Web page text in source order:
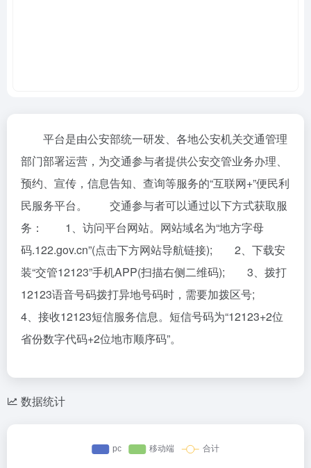
平台是由公安部统一研发、各地公安机关交通管理
部门部署运营，为交通参与者提供公安交管业务办理、
预约、宣传，信息告知、查询等服务的“互联网+”便民利
民服务平台。 交通参与者可以通过以下方式获取服
务： 1、访问平台网站。网站域名为“地方字母
码.122.gov.cn”(点击下方网站导航链接); 2、下载安
装“交管12123”手机APP(扫描右侧二维码); 3、拨打
12123语音号码拨打异地号码时，需要加拨区号;
4、接收12123短信服务信息。短信号码为“12123+2位
省份数字代码+2位地市顺序码”。
数据统计